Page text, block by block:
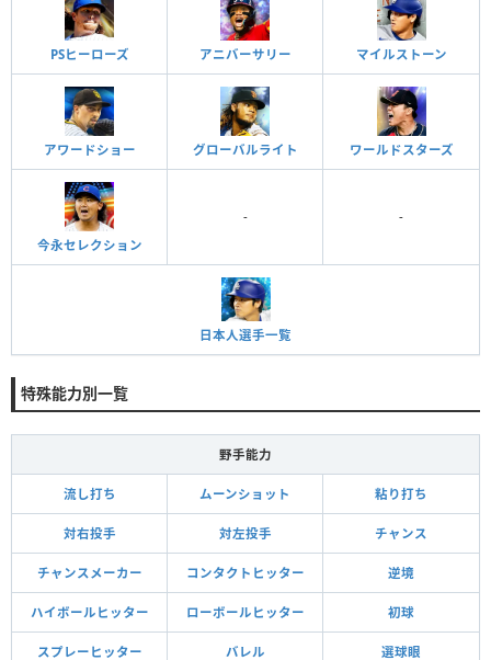
PSヒーローズ アニバーサリー マイルストーン
アワードショー グローバルライト ワールドスターズ
今永セレクション
- -
日本人選手一覧
特殊能力別一覧
野手能力
流し打ち ムーンショット 粘り打ち
対右投手 対左投手 チャンス
チャンスメーカー コンタクトヒッター 逆境
ハイボールヒッター ローボールヒッター 初球
スプレーヒッター バレル 選球眼